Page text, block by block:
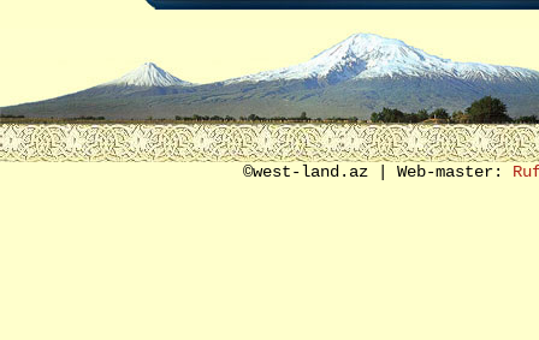
ERMƏNİSTAN SSR
AZƏRBAYCANLILAR YAŞAMIŞ
KƏNDLƏRİN RAYONLAR
TƏSNİFATI
SON SÖZ ƏVƏZİ
©west-land.az | Web-master: